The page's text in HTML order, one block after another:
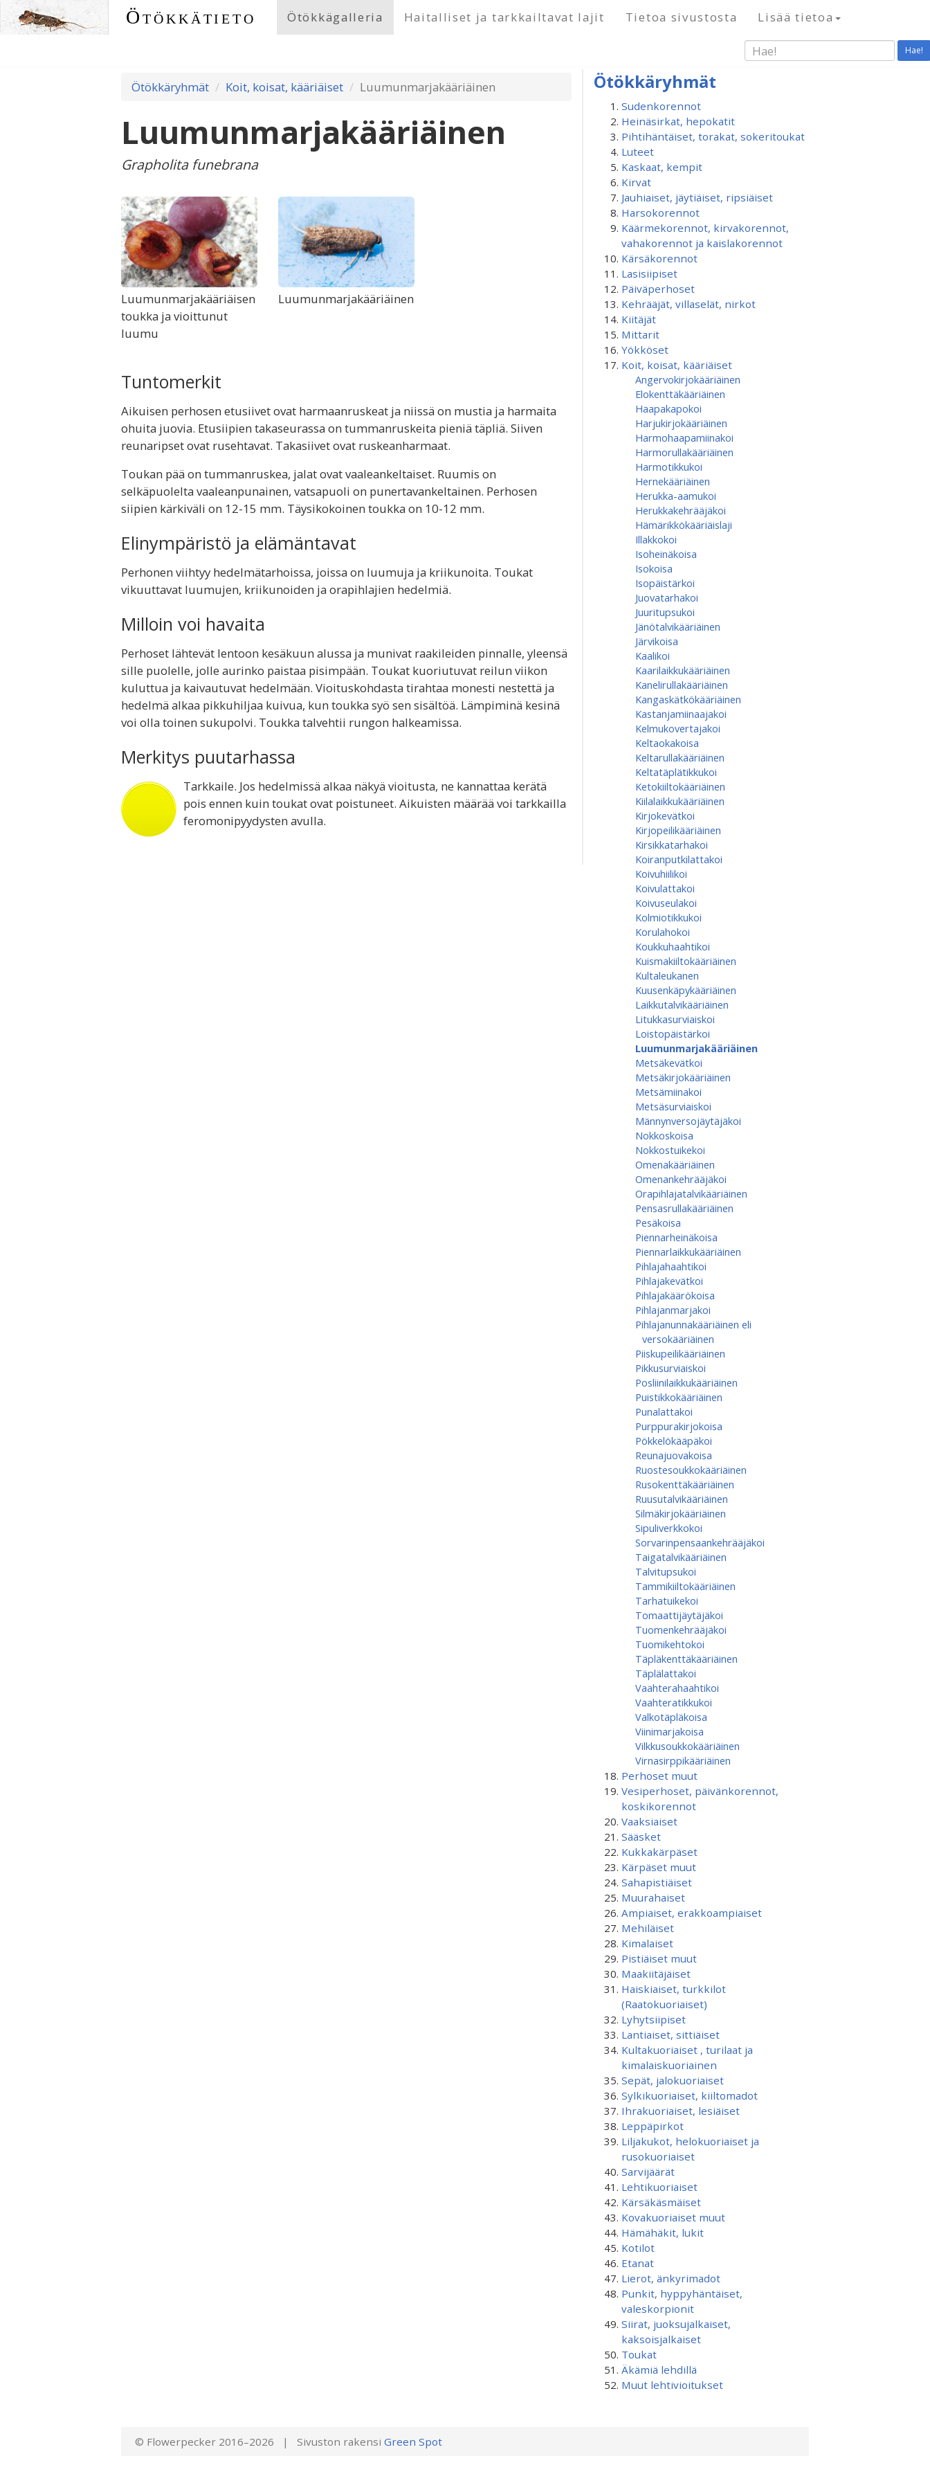
Ötökkätieto Ötökkägalleria Haitalliset ja tarkkailtavat lajit Tietoa sivustosta Lisää tietoa
Hae!
Ötökkäryhmät Koit, koisat, kääriäiset Luumunmarjakääriäinen
Luumunmarjakääriäinen
Grapholita funebrana
Luumunmarjakääriäisen
toukka ja vioittunut
luumu
Luumunmarjakääriäinen
Tuntomerkit
Aikuisen perhosen etusiivet ovat harmaanruskeat ja niissä on mustia ja harmaita
ohuita juovia. Etusiipien takaseurassa on tummanruskeita pieniä täpliä. Siiven
reunaripset ovat rusehtavat. Takasiivet ovat ruskeanharmaat.
Toukan pää on tummanruskea, jalat ovat vaaleankeltaiset. Ruumis on
selkäpuolelta vaaleanpunainen, vatsapuoli on punertavankeltainen. Perhosen
siipien kärkiväli on 12-15 mm. Täysikokoinen toukka on 10-12 mm.
Elinympäristö ja elämäntavat
Perhonen viihtyy hedelmätarhoissa, joissa on luumuja ja kriikunoita. Toukat
vikuuttavat luumujen, kriikunoiden ja orapihlajien hedelmiä.
Milloin voi havaita
Perhoset lähtevät lentoon kesäkuun alussa ja munivat raakileiden pinnalle, yleensä
sille puolelle, jolle aurinko paistaa pisimpään. Toukat kuoriutuvat reilun viikon
kuluttua ja kaivautuvat hedelmään. Vioituskohdasta tirahtaa monesti nestettä ja
hedelmä alkaa pikkuhiljaa kuivua, kun toukka syö sen sisältöä. Lämpiminä kesinä
voi olla toinen sukupolvi. Toukka talvehtii rungon halkeamissa.
Merkitys puutarhassa
Tarkkaile. Jos hedelmissä alkaa näkyä vioitusta, ne kannattaa kerätä
pois ennen kuin toukat ovat poistuneet. Aikuisten määrää voi tarkkailla
feromonipyydysten avulla.
Ötökkäryhmät
Sudenkorennot
Heinäsirkat, hepokatit
Pihtihäntäiset, torakat, sokeritoukat
Luteet
Kaskaat, kempit
Kirvat
Jauhiaiset, jäytiäiset, ripsiäiset
Harsokorennot
Käärmekorennot, kirvakorennot,
vahakorennot ja kaislakorennot
Kärsäkorennot
Lasisiipiset
Päiväperhoset
Kehrääjät, villaselät, nirkot
Kiitäjät
Mittarit
Yökköset
Koit, koisat, kääriäiset
Angervokirjokääriäinen
Elokenttäkääriäinen
Haapakapokoi
Harjukirjokääriäinen
Harmohaapamiinakoi
Harmorullakääriäinen
Harmotikkukoi
Hernekääriäinen
Herukka-aamukoi
Herukkakehrääjäkoi
Hämärikkökääriäislaji
Illakkokoi
Isoheinäkoisa
Isokoisa
Isopäistärkoi
Juovatarhakoi
Juuritupsukoi
Jänötalvikääriäinen
Järvikoisa
Kaalikoi
Kaarilaikkukääriäinen
Kanelirullakääriäinen
Kangaskätkökääriäinen
Kastanjamiinaajakoi
Kelmukovertajakoi
Keltaokakoisa
Keltarullakääriäinen
Keltatäplätikkukoi
Ketokiiltokääriäinen
Kiilalaikkukääriäinen
Kirjokevätkoi
Kirjopeilikääriäinen
Kirsikkatarhakoi
Koiranputkilattakoi
Koivuhiilikoi
Koivulattakoi
Koivuseulakoi
Kolmiotikkukoi
Korulahokoi
Koukkuhaahtikoi
Kuismakiiltokääriäinen
Kultaleukanen
Kuusenkäpykääriäinen
Laikkutalvikääriäinen
Litukkasurviaiskoi
Loistopäistärkoi
Luumunmarjakääriäinen
Metsäkevätkoi
Metsäkirjokääriäinen
Metsämiinakoi
Metsäsurviaiskoi
Männynversojäytäjäkoi
Nokkoskoisa
Nokkostuikekoi
Omenakääriäinen
Omenan­kehrääjä­koi
Orapihlajatalvikääriäinen
Pensasrullakääriäinen
Pesäkoisa
Piennarheinäkoisa
Piennarlaikkukääriäinen
Pihlajahaahtikoi
Pihlajakevätkoi
Pihlajakäärökoisa
Pihlajanmarjakoi
Pihlajanunnakääriäinen eli
versokääriäinen
Piiskupeilikääriäinen
Pikkusurviaiskoi
Posliinilaikkukääriäinen
Puistikkokääriäinen
Punalattakoi
Purppurakirjokoisa
Pökkelökääpäkoi
Reunajuovakoisa
Ruostesoukkokääriäinen
Rusokenttäkääriäinen
Ruusutalvikääriäinen
Silmäkirjokääriäinen
Sipuliverkkokoi
Sorvarinpensaankehrääjäkoi
Taigatalvikääriäinen
Talvitupsukoi
Tammikiiltokääriäinen
Tarhatuikekoi
Tomaattijäytäjäkoi
Tuomenkehrääjäkoi
Tuomikehtokoi
Täpläkenttäkääriäinen
Täplälattakoi
Vaahterahaahtikoi
Vaahteratikkukoi
Valkotäpläkoisa
Viinimarjakoisa
Vilkkusoukkokääriäinen
Virnasirppikääriäinen
Perhoset muut
Vesiperhoset, päivänkorennot,
koskikorennot
Vaaksiaiset
Sääsket
Kukkakärpäset
Kärpäset muut
Sahapistiäiset
Muurahaiset
Ampiaiset, erakkoampiaiset
Mehiläiset
Kimalaiset
Pistiäiset muut
Maakiitäjäiset
Haiskiaiset, turkkilot
(Raatokuoriaiset)
Lyhytsiipiset
Lantiaiset, sittiäiset
Kultakuoriaiset , turilaat ja
kimalaiskuoriainen
Sepät, jalokuoriaiset
Sylkikuoriaiset, kiiltomadot
Ihrakuoriaiset, lesiäiset
Leppäpirkot
Liljakukot, helokuoriaiset ja
rusokuoriaiset
Sarvijäärät
Lehtikuoriaiset
Kärsäkäsmäiset
Kovakuoriaiset muut
Hämähäkit, lukit
Kotilot
Etanat
Lierot, änkyrimadot
Punkit, hyppyhäntäiset,
valeskorpionit
Siirat, juoksujalkaiset,
kaksoisjalkaiset
Toukat
Äkämiä lehdillä
Muut lehtivioitukset
© Flowerpecker 2016–2026 | Sivuston rakensi Green Spot